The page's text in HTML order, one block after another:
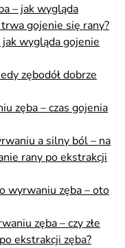
– jak wygląda
gojenie się rany?
wygląda gojenie
zębodół dobrze
zęba – czas gojenia
a silny ból – na
rany po ekstrakcji
wyrwaniu zęba – oto
zęba – czy złe
ekstrakcji zęba?